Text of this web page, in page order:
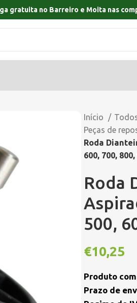
gratuita no Barreiro e Moita nas
Início
Peças de
Roda
600, 700, 800,
Roda
500,
€10,25
Produto
Prazo de